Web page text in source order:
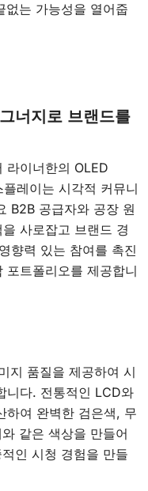
없는 가능성을 열어줍
너지로 브랜드를
라이너한의 OLED
레이는 시각적 커뮤니
B2B 공급자와 공장 원
사로잡고 브랜드 경
향력 있는 참여를 촉진
포트폴리오를 제공합니
지 품질을 제공하여 시
니다. 전통적인 LCD와
하여 완벽한 검은색, 무
같은 색상을 만들어
인 시청 경험을 만들